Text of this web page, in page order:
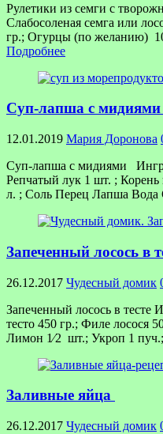
Рулетики из семги с
Слабосоленая семга или
гр.; Огурцы (по желанию)
Подробнее
Суп-лапша с мидиями
12.01.2019 Мария Доронова
Суп-лапша с мидиями
Репчатый лук 1 шт. ;
л. ; Соль Перец Лапша Вода
Запеченный лосось в
26.12.2017 Чудесный домик
Запеченный лосось в тесте
тесто 450 гр.; Филе лосося
Лимон 1⁄2 шт.; Укроп 1
Заливные яйца
26.12.2017 Чудесный домик